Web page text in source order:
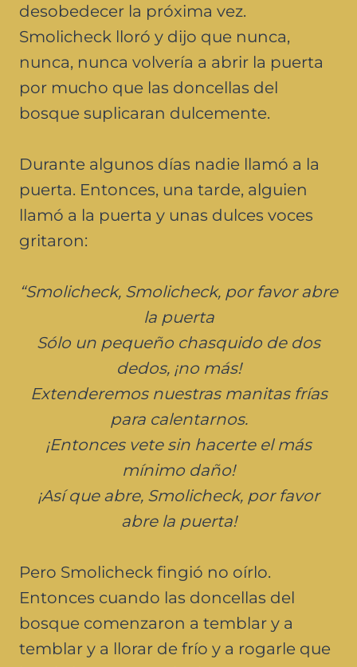
desobedecer la próxima vez.
Smolicheck lloró y dijo que nunca,
nunca, nunca volvería a abrir la puerta
por mucho que las doncellas del
bosque suplicaran dulcemente.
Durante algunos días nadie llamó a la
puerta. Entonces, una tarde, alguien
llamó a la puerta y unas dulces voces
gritaron:
“Smolicheck, Smolicheck, por favor abre
la puerta
Sólo un pequeño chasquido de dos
dedos, ¡no más!
Extenderemos nuestras manitas frías
para calentarnos.
¡Entonces vete sin hacerte el más
mínimo daño!
¡Así que abre, Smolicheck, por favor
abre la puerta!
Pero Smolicheck fingió no oírlo.
Entonces cuando las doncellas del
bosque comenzaron a temblar y a
temblar y a llorar de frío y a rogarle que